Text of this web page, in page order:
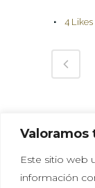
Este sitio web
información
4 Likes